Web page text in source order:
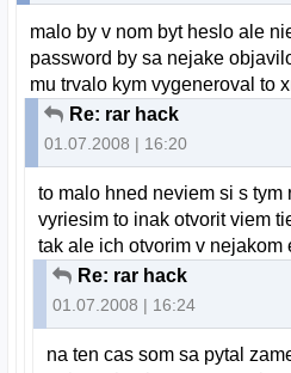
malo by v nom byt heslo ale
password by sa nejake
mu trvalo kym vygeneroval to
Re: rar hack
01.07.2008 | 16:20
to malo hned neviem si s
vyriesim to inak otvorit viem
tak ale ich otvorim v nejakom
Re: rar hack
01.07.2008 | 16:24
na ten cas som sa pytal